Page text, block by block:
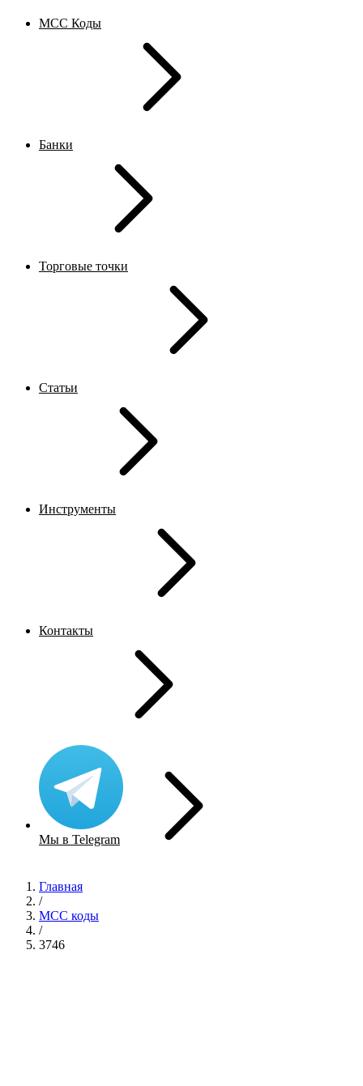
MCC Коды
Банки
Торговые точки
Статьи
Инструменты
Контакты
Мы в Telegram
Главная
/
MCC коды
/
3746